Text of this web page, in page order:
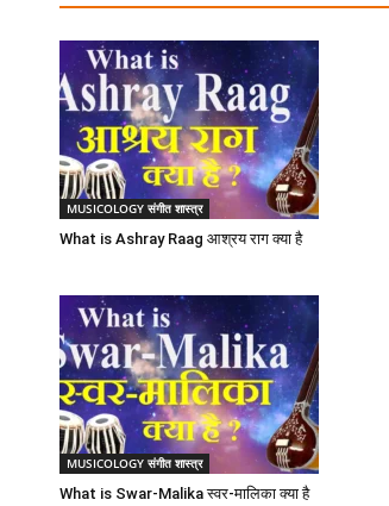
MUSICOLOGY संगीत शास्त्र
What is Ashray Raag आश्रय राग क्या है
MUSICOLOGY संगीत शास्त्र
What is Swar-Malika स्वर-मालिका क्या है